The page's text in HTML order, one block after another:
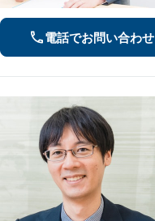
電話でお問い合わせ